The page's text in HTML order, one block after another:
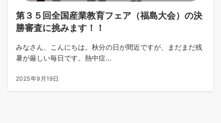
第３５回全国産業教育フェア（福島大会）の決
勝審査に挑みます！！
みなさん、こんにちは。秋分の日が間近ですが、まだまだ残
暑が厳しい毎日です。熱中症...
2025年9月19日